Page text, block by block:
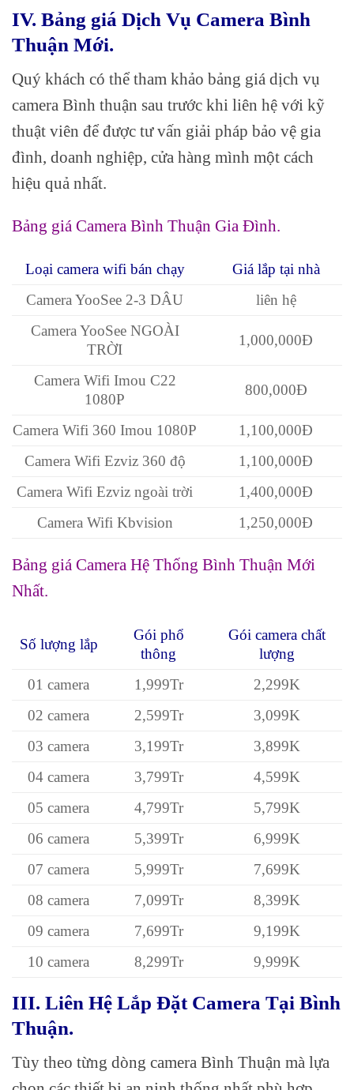
IV. Bảng giá Dịch Vụ Camera Bình
Thuận Mới.
Quý khách có thể tham khảo bảng giá dịch vụ
camera Bình thuận sau trước khi liên hệ với kỹ
thuật viên để được tư vấn giải pháp bảo vệ gia
đình, doanh nghiệp, cửa hàng mình một cách
hiệu quả nhất.
Bảng giá Camera Bình Thuận Gia Đình.
Loại camera wifi bán chạy
Giá lắp tại nhà
Camera YooSee 2-3 DÂU
liên hệ
Camera YooSee NGOÀI
TRỜI
1,000,000Đ
Camera Wifi Imou C22
1080P
800,000Đ
Camera Wifi 360 Imou 1080P
1,100,000Đ
Camera Wifi Ezviz 360 độ
1,100,000Đ
Camera Wifi Ezviz ngoài trời
1,400,000Đ
Camera Wifi Kbvision
1,250,000Đ
Bảng giá Camera Hệ Thống Bình Thuận Mới
Nhất.
Số lượng lắp
Gói phổ
thông
Gói camera chất
lượng
01 camera
1,999Tr
2,299K
02 camera
2,599Tr
3,099K
03 camera
3,199Tr
3,899K
04 camera
3,799Tr
4,599K
05 camera
4,799Tr
5,799K
06 camera
5,399Tr
6,999K
07 camera
5,999Tr
7,699K
08 camera
7,099Tr
8,399K
09 camera
7,699Tr
9,199K
10 camera
8,299Tr 9,999K
III. Liên Hệ Lắp Đặt Camera Tại Bình
Thuận.
Tùy theo từng dòng camera Bình Thuận mà lựa